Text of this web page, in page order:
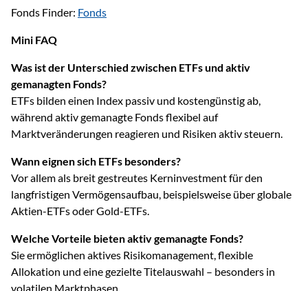
Fonds Finder: Fonds
Mini FAQ
Was ist der Unterschied zwischen ETFs und aktiv
gemanagten Fonds?
ETFs bilden einen Index passiv und kostengünstig ab,
während aktiv gemanagte Fonds flexibel auf
Marktveränderungen reagieren und Risiken aktiv steuern.
Wann eignen sich ETFs besonders?
Vor allem als breit gestreutes Kerninvestment für den
langfristigen Vermögensaufbau, beispielsweise über globale
Aktien-ETFs oder Gold-ETFs.
Welche Vorteile bieten aktiv gemanagte Fonds?
Sie ermöglichen aktives Risikomanagement, flexible
Allokation und eine gezielte Titelauswahl – besonders in
volatilen Marktphasen.